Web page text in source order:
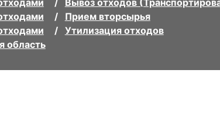
Вывоз отходов
Прием вторсырья
Утилизация отходов
область